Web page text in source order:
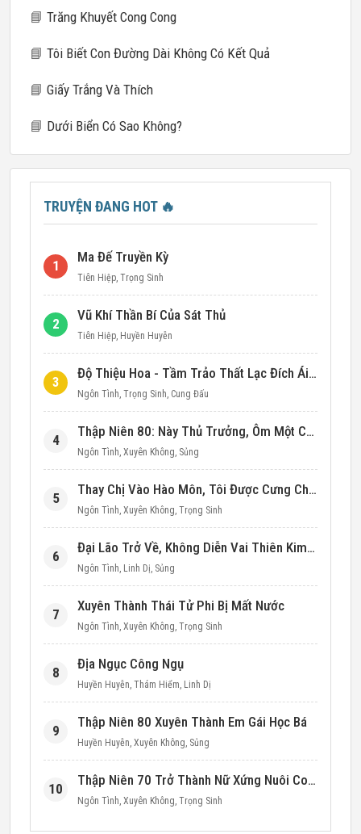
📘 Trăng Khuyết Cong Cong
📘 Tôi Biết Con Đường Dài Không Có Kết Quả
📘 Giấy Trắng Và Thích
📘 Dưới Biển Có Sao Không?
TRUYỆN ĐANG HOT 🔥
1
Ma Đế Truyền Kỳ
Tiên Hiệp, Trọng Sinh
2
Vũ Khí Thần Bí Của Sát Thủ
Tiên Hiệp, Huyền Huyễn
3
Độ Thiệu Hoa - Tầm Trảo Thất Lạc Đích Ái Tình
Ngôn Tình, Trọng Sinh, Cung Đấu
4
Thập Niên 80: Này Thủ Trưởng, Ôm Một Cái Đi!
Ngôn Tình, Xuyên Không, Sủng
5
Thay Chị Vào Hào Môn, Tôi Được Cưng Chiều Hết Mực (Thập Niên 90)
Ngôn Tình, Xuyên Không, Trọng Sinh
6
Đại Lão Trở Về, Không Diễn Vai Thiên Kim Giả Nữa
Ngôn Tình, Linh Dị, Sủng
7
Xuyên Thành Thái Tử Phi Bị Mất Nước
Ngôn Tình, Xuyên Không, Trọng Sinh
8
Địa Ngục Công Ngụ
Huyền Huyễn, Thám Hiểm, Linh Dị
9
Thập Niên 80 Xuyên Thành Em Gái Học Bá
Huyền Huyễn, Xuyên Không, Sủng
10
Thập Niên 70 Trở Thành Nữ Xứng Nuôi Con Làm Giàu
Ngôn Tình, Xuyên Không, Trọng Sinh